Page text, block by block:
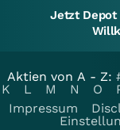
Jetzt Depot
Aktien von A - Z:
K
L M N O
Impressum